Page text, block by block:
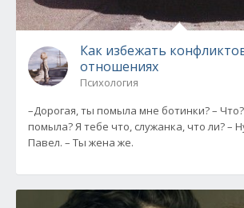
Как избежать
отношениях
Психология
–Дорогая, ты помыла мне ботинки? –
помыла? Я тебе что, служанка, что ли? –
Павел. – Ты жена же.